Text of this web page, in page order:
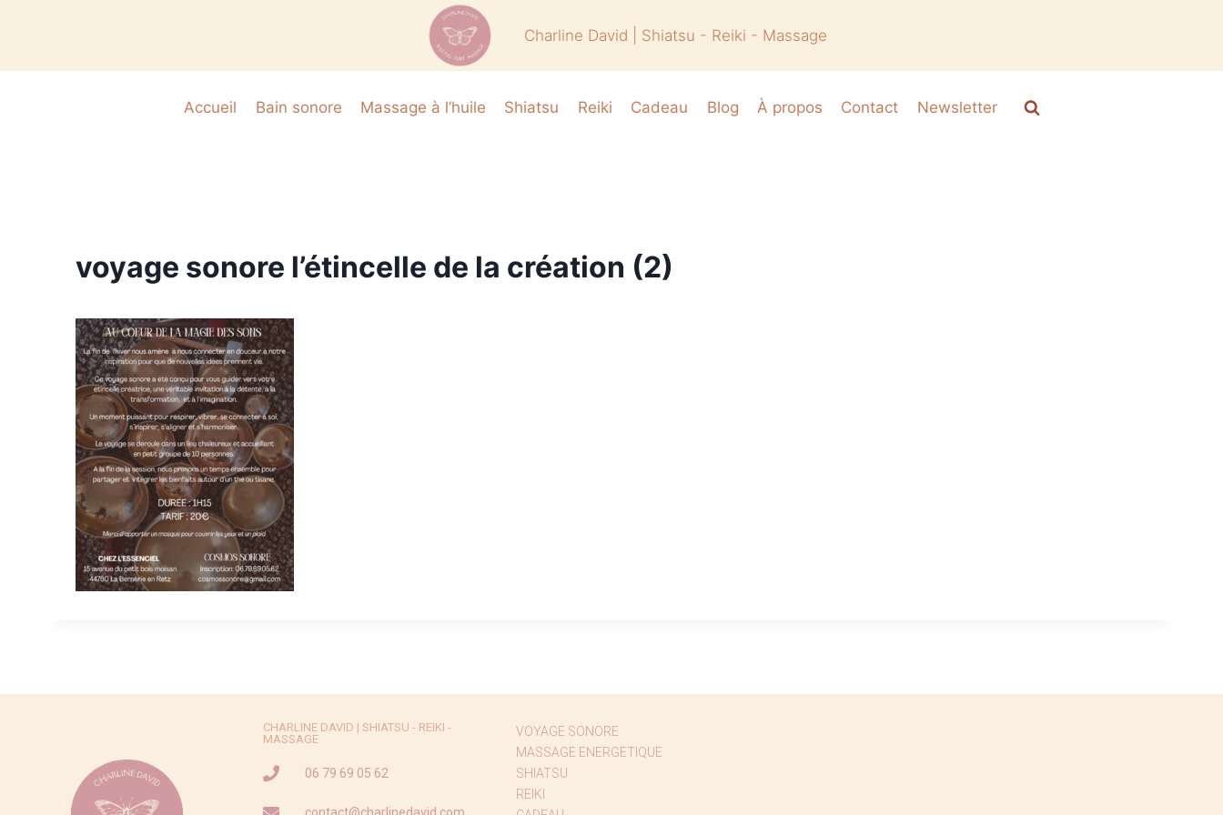
Charline David | Shiatsu - Reiki - Massage
Accueil Bain sonore Massage à l’huile Shiatsu Reiki Cadeau Blog À propos Contact Newsletter
voyage sonore l’étincelle de la création (2)
CHARLINE DAVID | SHIATSU - REIKI -
MASSAGE
06 79 69 05 62
VOYAGE SONORE
MASSAGE ENERGETIQUE
SHIATSU
REIKI